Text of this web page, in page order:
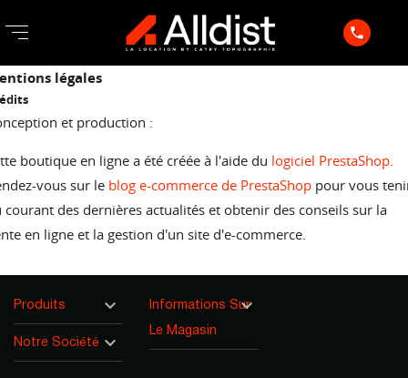
phone
légales
et production :
boutique en ligne a été créée à l'aide du logiciel PrestaShop.
vous sur le blog e-commerce de PrestaShop pour vous
courant des dernières actualités et obtenir des conseils sur la
en ligne et la gestion d'un site d'e-commerce.
Informations Sur
Le Magasin

Produits 
Notre Société 